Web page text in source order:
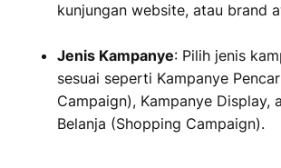
kunjungan website, atau brand
Jenis Kampanye: Pilih jenis
sesuai seperti Kampanye
Campaign), Kampanye Display,
Belanja (Shopping Campaign).